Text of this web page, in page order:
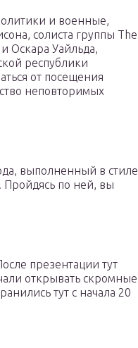
и военные,
солиста группы The
Оскара Уайльда,
республики
от посещения
неповторимых
выполненный в стиле
по ней, вы
презентации тут
открывать скромные
тут с начала 20